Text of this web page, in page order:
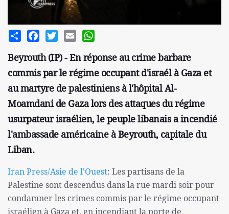
Share FacebookTwitterEmail
Beyrouth (IP) - En réponse au crime barbare
commis par le régime occupant d'israél à Gaza et
au martyre de palestiniens à l'hôpital Al-
Moamdani de Gaza lors des attaques du régime
usurpateur israélien, le peuple libanais a incendié
l'ambassade américaine à Beyrouth, capitale du
Liban.
Iran Press/Asie de l'Ouest: Les partisans de la
Palestine sont descendus dans la rue mardi soir pour
condamner les crimes commis par le régime occupant
israélien à Gaza et, en incendiant la porte de